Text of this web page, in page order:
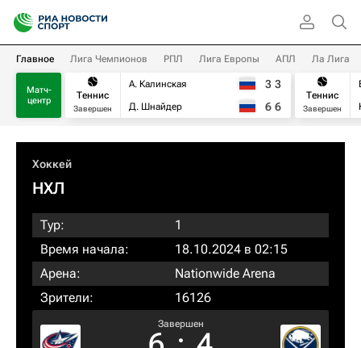
Главное Лига Чемпионов РПЛ Лига Европы АПЛ Ла Лига
Матч-
центр
Теннис
Завершен
А. Калинская
Д. Шнайдер
3 3
6 6
Теннис
Завершен
Хоккей
НХЛ
Тур:
1
Время начала:
18.10.2024 в 02:15
Арена:
Nationwide Arena
Зрители:
16126
Завершен